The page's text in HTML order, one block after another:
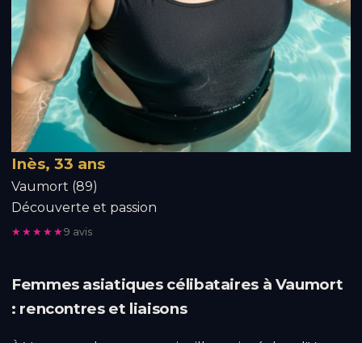
Inès, 33 ans
Vaumort (89)
Découverte et passion
★★★★★9 avis
Femmes asiatiques célibataires à Vaumort
: rencontres et liaisons